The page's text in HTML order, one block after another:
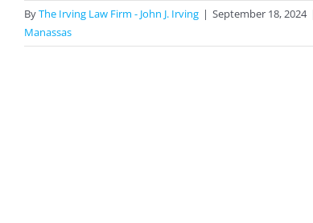
ByThe Irving Law Firm - John J. Irving | September 18, 2024
Manassas